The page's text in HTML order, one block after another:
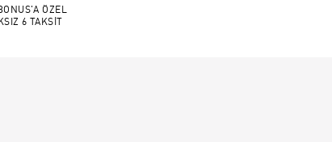
ÖZEL
6 TAKSİT